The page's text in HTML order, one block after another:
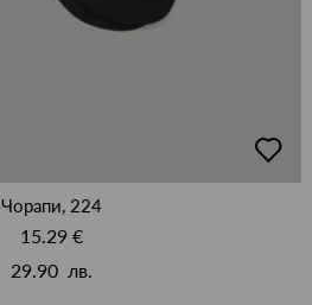
в
Чорапи, 224
15.29 €
29.90 лв.